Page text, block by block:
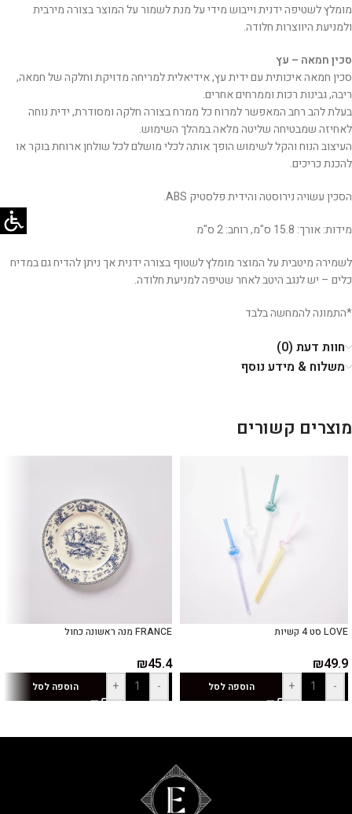
מומלץ לשטיפה ידנית וייבוש מידי על מנת לשמור על המוצר בצורה מירבית
ולמניעת היווצרות חלודה.
סכין חמאה – עץ
סכין חמאה איכותית עם ידית עץ, אידיאלית למריחה מדויקת וחלקה של חמאה,
ריבה, גבינות רכות וממרחים אחרים.
בעלת להב רחב המאפשר למרוח כל ממרח בצורה חלקה ומסודרת, ידית נוחה
לאחיזה שמבטיחה שליטה מלאה במהלך השימוש.
העיצוב הנוח והקל לשימוש הופך אותה לכלי מושלם לכל שולחן ארוחת בוקר או
להכנת כריכים.
הסכין עשויה נירוסטה והידית פלסטיק ABS.
מידות: אורך: 15.8 ס"מ, רוחב: 2 ס"מ
לשמירה מיטבית על המוצר מומלץ לשטוף בצורה ידנית אך ניתן להדיח גם במדיח
כלים – יש לנגב היטב לאחר שטיפה למניעת חלודה.
*התמונה להמחשה בלבד
חוות דעת (0)
משלוח & מידע נוסף
מוצרים קשורים
LOVE סט 4 קשיות
₪49.9
-
+ הוספה לסל
FRANCE מנה ראשונה כחול
₪45.4
-
+ הוספה לסל